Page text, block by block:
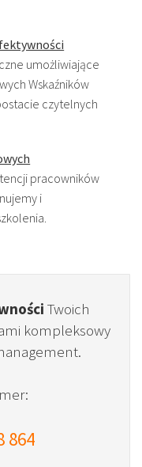
umożliwiające
Wskaźników
czytelnych
pracowników
i
Twoich
kompleksowy
864